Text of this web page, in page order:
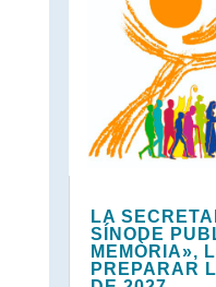
LA
SÍNODE
MEMÒRIA»,
PREPARAR